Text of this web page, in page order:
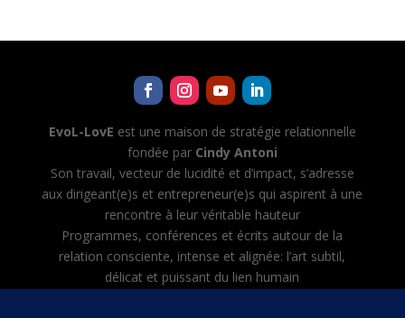
EvoL-LovE est une maison de stratégie relationnelle
fondée par Cindy Antoni
Son travail, vecteur de lucidité et d’impact, s’adresse
aux dirigeant(e)s et entrepreneur(e)s qui aspirent à une
rencontre à leur véritable hauteur
Programmes, conférences et écrits autour de la
relation consciente, intense et alignée: l’art subtil,
délicat et puissant du lien humain